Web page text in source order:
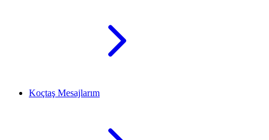
Koçtaş Mesajlarım